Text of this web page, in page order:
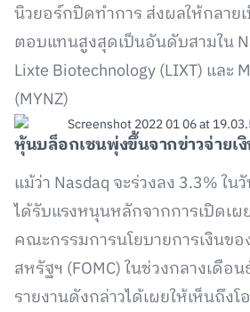
นิวยอร์กปิดทำการ ส่งผลให้กลา
ตอบแทนสูงสุดเป็นอันดับสามใน
Lixte Biotechnology (LIXT) และ
(MYNZ)
หุ้นบล็อกเชนพุ่งขึ้นจากข่าวจ่ายเ
แม้ว่า Nasdaq จะร่วงลง 3.3% ใ
ได้รับแรงหนุนหลักจากการเปิดเผ
คณะกรรมการนโยบายการเงินขอ
สหรัฐฯ (FOMC) ในช่วงกลางเดือ
รายงานดังกล่าวได้เผยให้เห็นถึง